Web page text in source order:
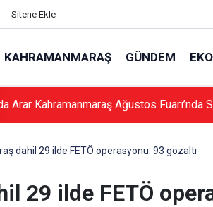
Sitene Ekle
KAHRAMANMARAŞ GÜNDEM
Arar Kahramanmaraş Ağustos Fuarı’nda
dahil 29 ilde FETÖ operasyonu: 93 gözaltı
29 ilde FETÖ